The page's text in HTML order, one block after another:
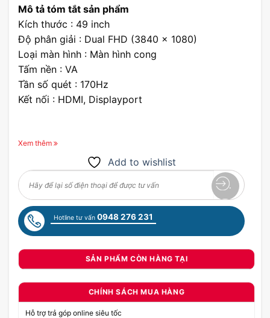
Mô tả tóm tắt sản phẩm
Kích thước : 49 inch
Độ phân giải : Dual FHD (3840 x 1080)
Loại màn hình : Màn hình cong
Tấm nền : VA
Tần số quét : 170Hz
Kết nối : HDMI, Displayport
Xem thêm
Add to wishlist
Hotline tư vấn 0948 276 231
SẢN PHẨM CÒN HÀNG TẠI
CHÍNH SÁCH MUA HÀNG
Hỗ trợ trả góp online siêu tốc